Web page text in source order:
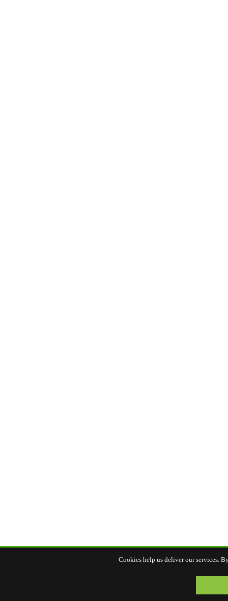
Cookies help us deliver our services.